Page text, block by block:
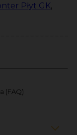
Płyt GK,
(FAQ)